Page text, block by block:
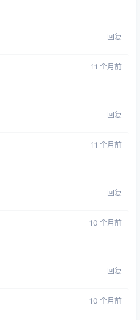
回复
11 个月前
回复
11 个月前
回复
10 个月前
回复
10 个月前